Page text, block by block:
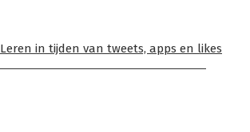
Leren in tijden van tweets, apps en likes